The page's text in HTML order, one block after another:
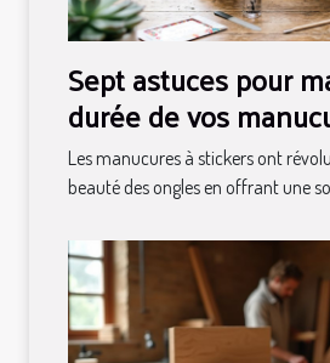
Sept astuces pour
durée de vos
stickers
Les manucures à stickers ont
beauté des ongles en offrant une